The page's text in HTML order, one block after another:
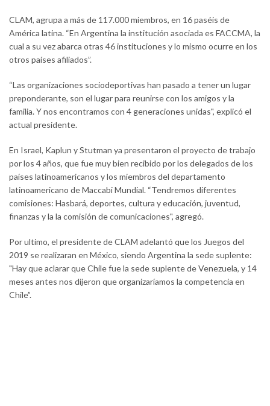
CLAM, agrupa a más de 117.000 miembros, en 16 paséis de
América latina. “En Argentina la institución asociada es FACCMA, la
cual a su vez abarca otras 46 instituciones y lo mismo ocurre en los
otros países afiliados”.
“Las organizaciones sociodeportivas han pasado a tener un lugar
preponderante, son el lugar para reunirse con los amigos y la
familia. Y nos encontramos con 4 generaciones unidas", explicó el
actual presidente.
En Israel, Kaplun y Stutman ya presentaron el proyecto de trabajo
por los 4 años, que fue muy bien recibido por los delegados de los
países latinoamericanos y los miembros del departamento
latinoamericano de Maccabi Mundial. “Tendremos diferentes
comisiones: Hasbará, deportes, cultura y educación, juventud,
finanzas y la la comisión de comunicaciones", agregó.
Por ultimo, el presidente de CLAM adelantó que los Juegos del
2019 se realizaran en México, siendo Argentina la sede suplente:
"Hay que aclarar que Chile fue la sede suplente de Venezuela, y 14
meses antes nos dijeron que organizaríamos la competencia en
Chile”.